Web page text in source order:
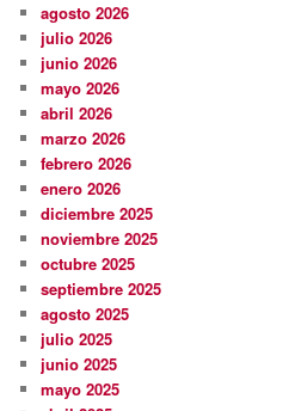
agosto 2026
julio 2026
junio 2026
mayo 2026
abril 2026
marzo 2026
febrero 2026
enero 2026
diciembre 2025
noviembre 2025
octubre 2025
septiembre 2025
agosto 2025
julio 2025
junio 2025
mayo 2025